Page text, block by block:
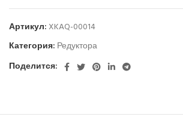
Артикул: XKAQ-00014
Категория: Редуктора
Поделится: